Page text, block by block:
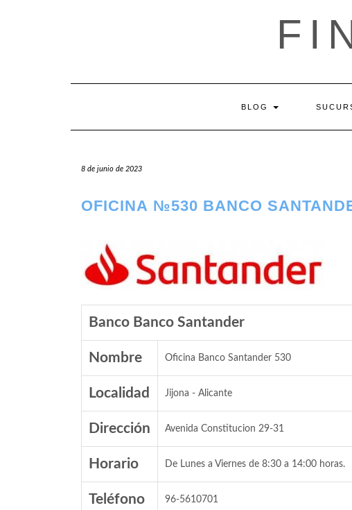
BLOG
8 de junio de 2023
OFICINA №530 BANCO
Banco Banco Santander
Nombre Oficina Banco Santander 530
Localidad Jijona - Alicante
Dirección Avenida Constitucion 29-31
Horario De Lunes a Viernes de 8:30 a 14:00 horas.
Teléfono 96-5610701